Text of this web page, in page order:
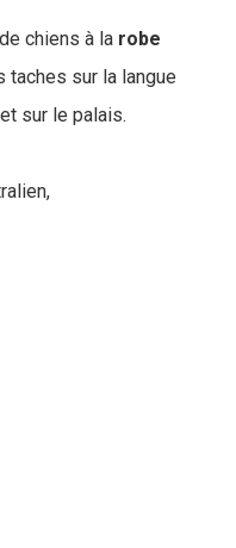
chiens à la robe
taches sur la langue
sur le palais.